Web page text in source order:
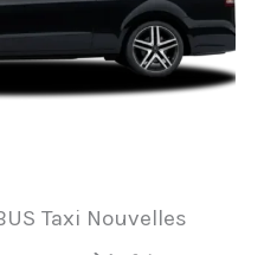
Taxi Nouvelles